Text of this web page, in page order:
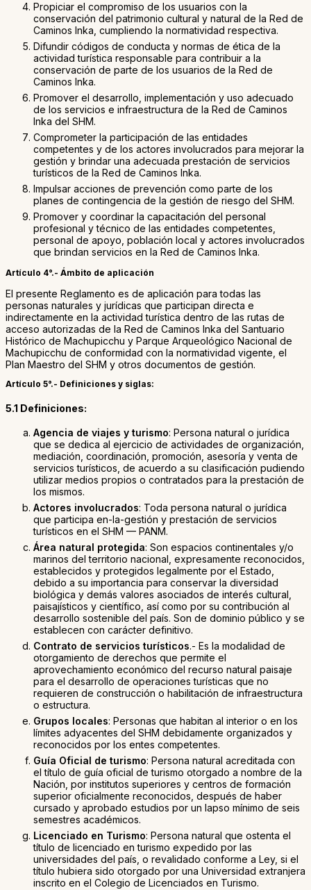
Propiciar el compromiso de los usuarios con la
conservación del patrimonio cultural y natural de la Red de
Caminos Inka, cumpliendo la normatividad respectiva.
Difundir códigos de conducta y normas de ética de la
actividad turística responsable para contribuir a la
conservación de parte de los usuarios de la Red de
Caminos Inka.
Promover el desarrollo, implementación y uso adecuado
de los servicios e infraestructura de la Red de Caminos
Inka del SHM.
Comprometer la participación de las entidades
competentes y de los actores involucrados para mejorar la
gestión y brindar una adecuada prestación de servicios
turísticos de la Red de Caminos Inka.
Impulsar acciones de prevención como parte de los
planes de contingencia de la gestión de riesgo del SHM.
Promover y coordinar la capacitación del personal
profesional y técnico de las entidades competentes,
personal de apoyo, población local y actores involucrados
que brindan servicios en la Red de Caminos Inka.
Artículo 4°.- Ámbito de aplicación
El presente Reglamento es de aplicación para todas las
personas naturales y jurídicas que participan directa e
indirectamente en la actividad turística dentro de las rutas de
acceso autorizadas de la Red de Caminos Inka del Santuario
Histórico de Machupicchu y Parque Arqueológico Nacional de
Machupicchu de conformidad con la normatividad vigente, el
Plan Maestro del SHM y otros documentos de gestión.
Artículo 5°.- Definiciones y siglas:
5.1 Definiciones:
Agencia de viajes y turismo: Persona natural o jurídica
que se dedica al ejercicio de actividades de organización,
mediación, coordinación, promoción, asesoría y venta de
servicios turísticos, de acuerdo a su clasificación pudiendo
utilizar medios propios o contratados para la prestación de
los mismos.
Actores involucrados: Toda persona natural o jurídica
que participa en-la-gestión y prestación de servicios
turísticos en el SHM — PANM.
Área natural protegida: Son espacios continentales y/o
marinos del territorio nacional, expresamente reconocidos,
establecidos y protegidos legalmente por el Estado,
debido a su importancia para conservar la diversidad
biológica y demás valores asociados de interés cultural,
paisajísticos y científico, así como por su contribución al
desarrollo sostenible del país. Son de dominio público y se
establecen con carácter definitivo.
Contrato de servicios turísticos.- Es la modalidad de
otorgamiento de derechos que permite el
aprovechamiento económico del recurso natural paisaje
para el desarrollo de operaciones turísticas que no
requieren de construcción o habilitación de infraestructura
o estructura.
Grupos locales: Personas que habitan al interior o en los
límites adyacentes del SHM debidamente organizados y
reconocidos por los entes competentes.
Guía Oficial de turismo: Persona natural acreditada con
el título de guía oficial de turismo otorgado a nombre de la
Nación, por institutos superiores y centros de formación
superior oficialmente reconocidos, después de haber
cursado y aprobado estudios por un lapso mínimo de seis
semestres académicos.
Licenciado en Turismo: Persona natural que ostenta el
título de licenciado en turismo expedido por las
universidades del país, o revalidado conforme a Ley, si el
título hubiera sido otorgado por una Universidad extranjera
inscrito en el Colegio de Licenciados en Turismo.